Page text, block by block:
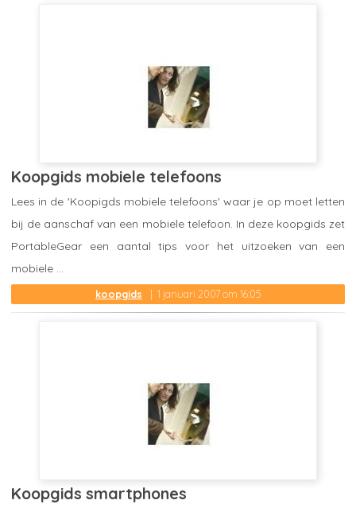
Koopgids mobiele telefoons
koopgids 1 januari 2007 om 16:05
Lees in de 'Koopigds mobiele telefoons' waar je op moet letten
bij de aanschaf van een mobiele telefoon. In deze koopgids zet
PortableGear een aantal tips voor het uitzoeken van een
mobiele ...
Koopgids smartphones